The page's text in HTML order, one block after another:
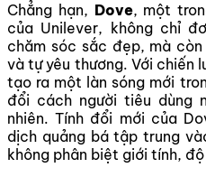
Chẳng hạn, Dove, một
của Unilever, không chỉ
chăm sóc sắc đẹp, mà
và tự yêu thương. Với chiến
tạo ra một làn sóng mới
đổi cách người tiêu dùng
nhiên. Tính đổi mới của
dịch quảng bá tập trung
không phân biệt giới tính,